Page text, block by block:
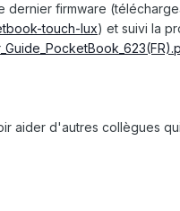
dernier firmware
touch-lux) et suivi la
aider d'autres collègues